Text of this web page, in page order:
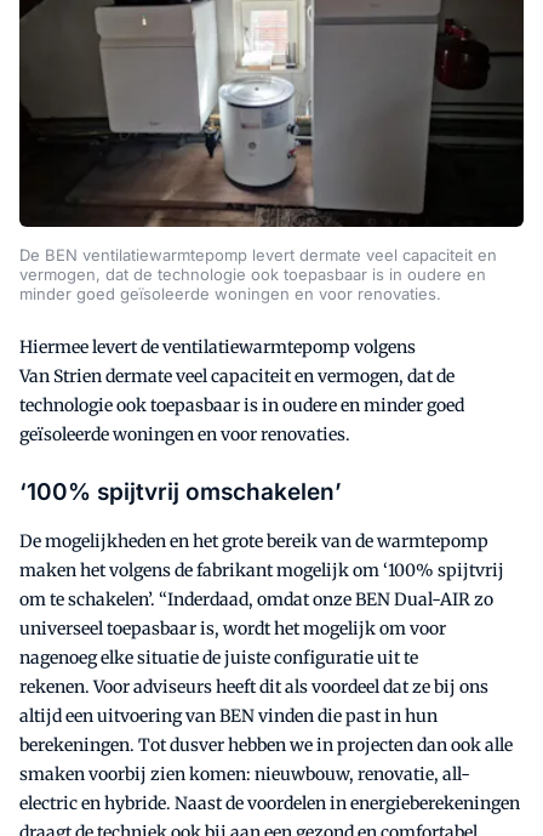
De BEN ventilatiewarmtepomp levert dermate veel capaciteit en
vermogen, dat de technologie ook toepasbaar is in oudere en
minder goed geïsoleerde woningen en voor renovaties.
Hiermee levert de ventilatiewarmtepomp volgens
Van Strien dermate veel capaciteit en vermogen, dat de
technologie ook toepasbaar is in oudere en minder goed
geïsoleerde woningen en voor renovaties.
‘100% spijtvrij omschakelen’
De mogelijkheden en het grote bereik van de warmtepomp
maken het volgens de fabrikant mogelijk om ‘100% spijtvrij
om te schakelen’. “Inderdaad, omdat onze BEN Dual-AIR zo
universeel toepasbaar is, wordt het mogelijk om voor
nagenoeg elke situatie de juiste configuratie uit te
rekenen. Voor adviseurs heeft dit als voordeel dat ze bij ons
altijd een uitvoering van BEN vinden die past in hun
berekeningen. Tot dusver hebben we in projecten dan ook alle
smaken voorbij zien komen: nieuwbouw, renovatie, all-
electric en hybride. Naast de voordelen in energieberekeningen